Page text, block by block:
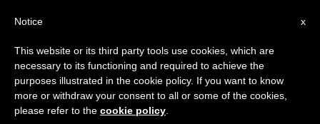
TAG
Posts Tagged ‘برقع’
x
Notice
This website or its third party tools use cookies, which are
necessary to its functioning and required to achieve the
purposes illustrated in the cookie policy. If you want to know
more or withdraw your consent to all or some of the cookies,
please refer to the cookie policy